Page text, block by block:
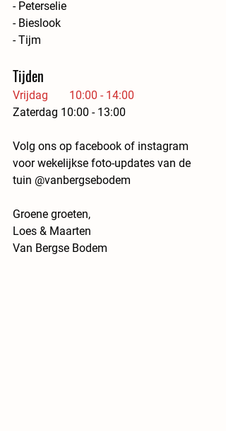
- Peterselie
- Bieslook
- Tijm
Tijden
Vrijdag	10:00 - 14:00
Zaterdag 10:00 - 13:00
Volg ons op facebook of instagram
voor wekelijkse foto-updates van de
tuin @vanbergsebodem
Groene groeten,
Loes & Maarten
Van Bergse Bodem